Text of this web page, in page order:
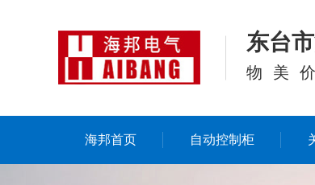
东台
物美
海邦首页 自动控制柜